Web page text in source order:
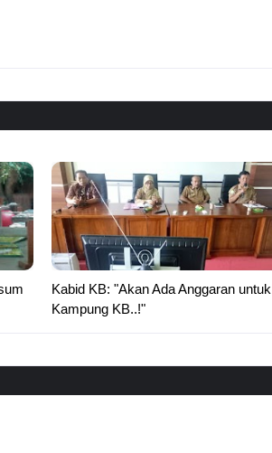
Kabid KB: "Akan Ada Anggaran untuk
Kampung KB..!"